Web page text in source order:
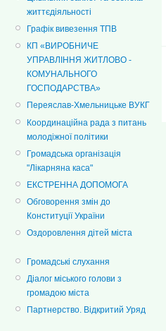
життєдіяльності
Графік вивезення ТПВ
КП «ВИРОБНИЧЕ
УПРАВЛІННЯ ЖИТЛОВО -
КОМУНАЛЬНОГО
ГОСПОДАРСТВА»
Переяслав-Хмельницьке ВУКГ
Координаційна рада з питань
молодіжної політики
Громадська організація
"Лікарняна каса"
ЕКСТРЕННА ДОПОМОГА
Обговорення змін до
Конституції України
Оздоровлення дітей міста
Громадські слухання
Діалог міського голови з
громадою міста
Партнерство. Відкритий Уряд